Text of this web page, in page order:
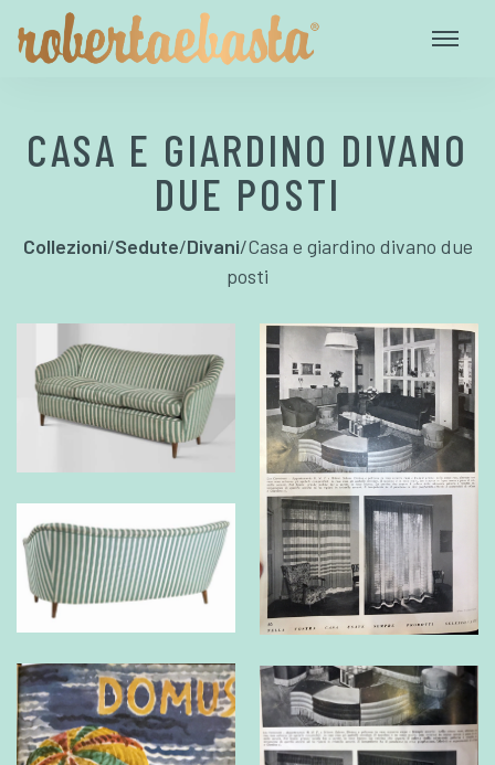
CASA E GIARDINO DIVANO
DUE POSTI
Collezioni/Sedute/Divani/Casa e giardino divano due
posti